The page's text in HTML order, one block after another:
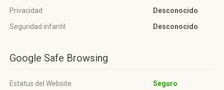
Privacidad
Desconocido
Seguridad infantil
Desconocido
Google Safe Browsing
Estatus del Website Seguro